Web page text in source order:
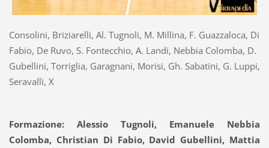
Consolini, Briziarelli, Al. Tugnoli, M. Millina, F. Guazzaloca, Di
Fabio, De Ruvo, S. Fontecchio, A. Landi, Nebbia Colomba, D.
Gubellini, Torriglia, Garagnani, Morisi, Gh. Sabatini, G. Luppi,
Seravalli, X
Formazione: Alessio Tugnoli, Emanuele Nebbia
Colomba, Christian Di Fabio, David Gubellini, Mattia